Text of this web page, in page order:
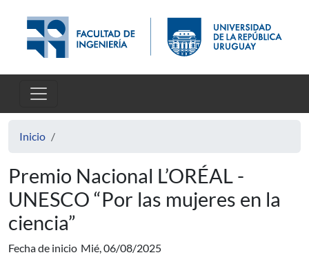
Inicio
Premio Nacional L’ORÉAL -
UNESCO “Por las mujeres en la
ciencia”
Fecha de inicio Mié, 06/08/2025